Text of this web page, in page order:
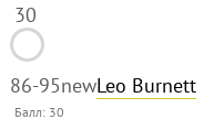
30
86-95newLeo Burnett
Балл: 30